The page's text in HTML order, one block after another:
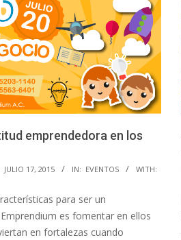
emprendedora en los
JULIO 17, 2015 IN: EVENTOS
WITH:
para ser un
es fomentar en ellos
en fortalezas cuando